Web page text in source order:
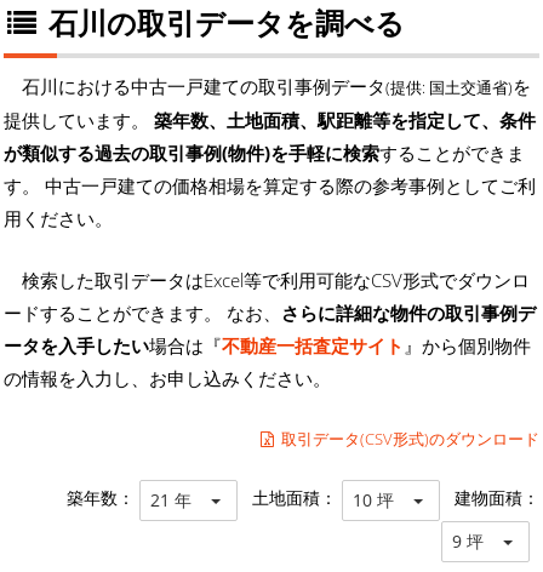
石川の取引データを調べる
石川における中古一戸建ての取引事例データ(提供: 国土交通省)を
提供しています。 築年数、土地面積、駅距離等を指定して、条件
が類似する過去の取引事例(物件)を手軽に検索することができま
す。 中古一戸建ての価格相場を算定する際の参考事例としてご利
用ください。
検索した取引データはExcel等で利用可能なCSV形式でダウンロ
ードすることができます。 なお、 さらに詳細な物件の取引事例デ
ータを入手したい場合は『不動産一括査定サイト 』から個別物件
の情報を入力し、お申し込みください。
取引データ(CSV形式)のダウンロード
築年数： 21 年 土地面積： 10 坪 建物面積：
9 坪